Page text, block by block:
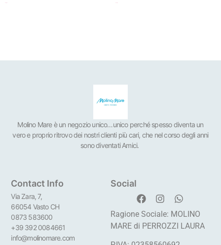
Molino Mare è un negozio unico…unico perché spesso diventa un
vero e proprio ritrovo dei nostri clienti più cari, che nel corso degli anni
sono diventati Amici.
Contact Info
Via Zara, 7,
66054 Vasto CH
0873 583600
+39 392 0084661
info@molinomare.com
Social
Ragione Sociale: MOLINO
MARE di PERROZZI LAURA